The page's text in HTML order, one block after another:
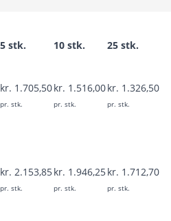
5 stk. 10 stk.
25 stk.
kr. 1.705,50
pr. stk.
kr. 1.516,00
pr. stk.
kr. 1.326,50
pr. stk.
kr. 2.153,85
pr. stk.
kr. 1.946,25
pr. stk.
kr. 1.712,70
pr. stk.